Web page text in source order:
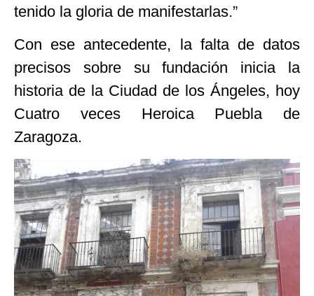
tenido la gloria de manifestarlas.”
Con ese antecedente, la falta de datos
precisos sobre su fundación inicia la
historia de la Ciudad de los Ángeles, hoy
Cuatro veces Heroica Puebla de
Zaragoza.